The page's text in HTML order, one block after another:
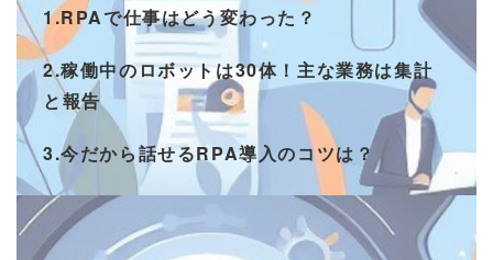
1.RPAで仕事はどう変わった？
2.稼働中のロボットは30体！主な業務は集計
と報告
3.今だから話せるRPA導入のコツは？